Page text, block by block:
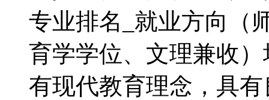
专业排名_就业方向（
育学学位、文理兼收
有现代教育理念，具